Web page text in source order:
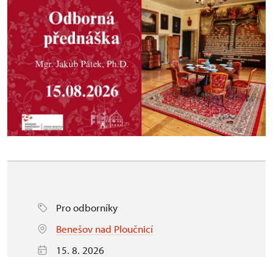
Pro odborníky
Benešov nad Ploučnicí
15. 8. 2026